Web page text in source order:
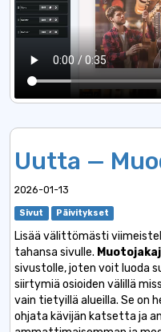
Uutta —
2026-01-13
Sivut Päivitykset
Lisää välittömästi
tahansa sivulle.
sivustolle, joten voit luoda
siirtymiä osioiden välillä
vain tietyillä alueilla. Se on
ohjata kävijän katsetta ja